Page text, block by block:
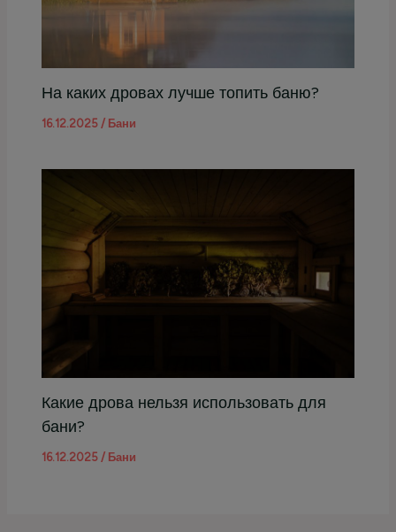
На каких дровах лучше топить баню?
16.12.2025/ Бани
Какие дрова нельзя использовать для
бани?
16.12.2025 / Бани